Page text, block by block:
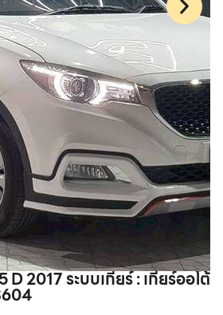
D 2017 ระบบเกียร์ : เกียร์ออโต้